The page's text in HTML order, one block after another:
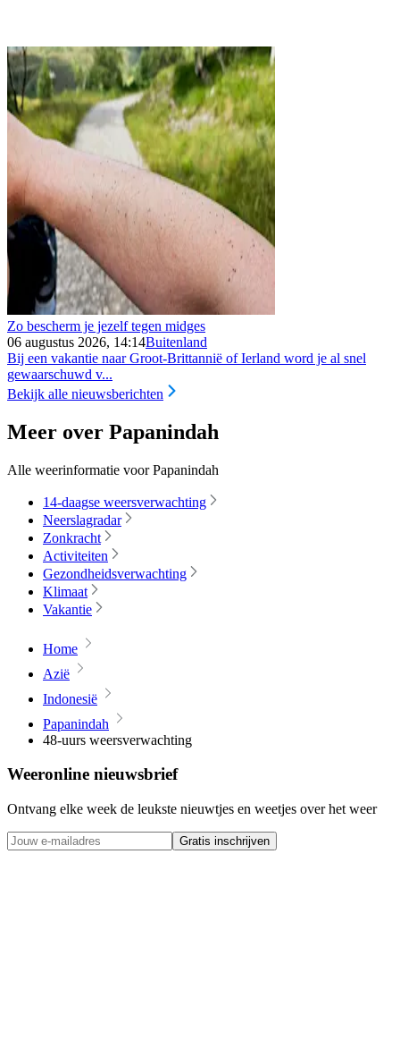
Zo bescherm je jezelf tegen midges
06 augustus 2026, 14:14Buitenland
Bij een vakantie naar Groot-Brittannië of Ierland word je al snel
gewaarschuwd v...
Bekijk alle nieuwsberichten
Meer over Papanindah
Alle weerinformatie voor Papanindah
14-daagse weersverwachting
Neerslagradar
Zonkracht
Activiteiten
Gezondheidsverwachting
Klimaat
Vakantie
Home
Azië
Indonesië
Papanindah
48-uurs weersverwachting
Weeronline nieuwsbrief
Ontvang elke week de leukste nieuwtjes en weetjes over het weer
Gratis inschrijven